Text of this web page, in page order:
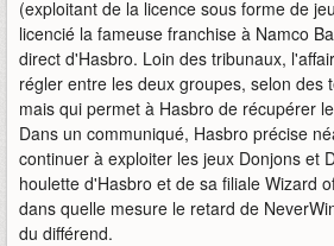
(exploitant de la licence sous forme de
licencié la fameuse franchise à Namco
direct d'Hasbro. Loin des tribunaux,
régler entre les deux groupes, selon des
mais qui permet à Hasbro de récupérer
Dans un communiqué, Hasbro précise
continuer à exploiter les jeux Donjons et
houlette d'Hasbro et de sa filiale Wizard
dans quelle mesure le retard de
du différend.